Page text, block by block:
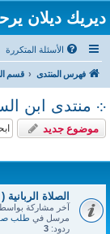
ديريك ديلان
الأسئلة المتكررة
فهرس المنتدى قسم
܀ منتدى ابن
موضوع جديد
الصلاة
آخر مشاركة
مرسل في طلب
ردود: 3